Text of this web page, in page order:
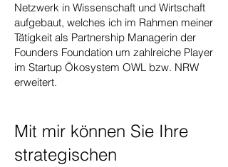
Netzwerk in Wissenschaft und Wirtschaft
aufgebaut, welches ich im Rahmen meiner
Tätigkeit als Partnership Managerin der
Founders Foundation um zahlreiche Player
im Startup Ökosystem OWL bzw. NRW
erweitert.
Mit mir können Sie Ihre
strategischen